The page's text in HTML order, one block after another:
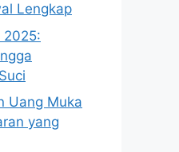
Lengkap
2025:
Uang Muka
yang